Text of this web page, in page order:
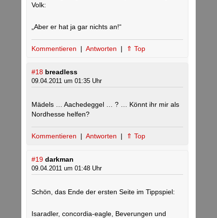
Volk:
„Aber er hat ja gar nichts an!“
Kommentieren | Antworten | ⇑ Top
#18 breadless
09.04.2011 um 01:35 Uhr
Mädels … Aachedeggel … ? … Könnt ihr mir als
Nordhesse helfen?
Kommentieren | Antworten | ⇑ Top
#19 darkman
09.04.2011 um 01:48 Uhr
Schön, das Ende der ersten Seite im Tippspiel:
Isaradler, concordia-eagle, Beverungen und